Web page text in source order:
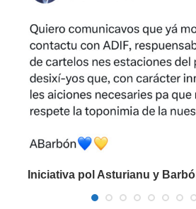
Iniciativa pol Asturianu y